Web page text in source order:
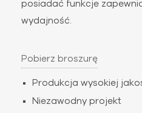
posiadać funkcje
wydajność.
Pobierz broszurę
Produkcja wysokiej
Niezawodny projekt